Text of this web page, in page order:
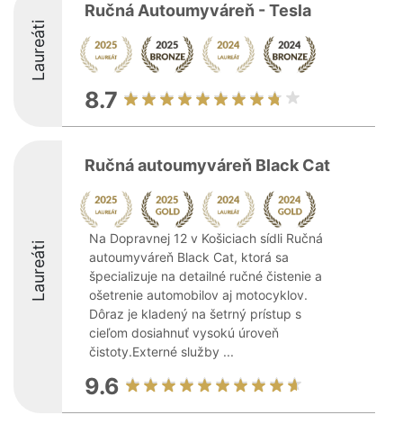
Laureáti
Ručná Autoumyváreň - Tesla
8.7
Laureáti
Ručná autoumyváreň Black Cat
Na Dopravnej 12 v Košiciach sídli Ručná
autoumyváreň Black Cat, ktorá sa
špecializuje na detailné ručné čistenie a
ošetrenie automobilov aj motocyklov.
Dôraz je kladený na šetrný prístup s
cieľom dosiahnuť vysokú úroveň
čistoty.Externé služby ...
9.6